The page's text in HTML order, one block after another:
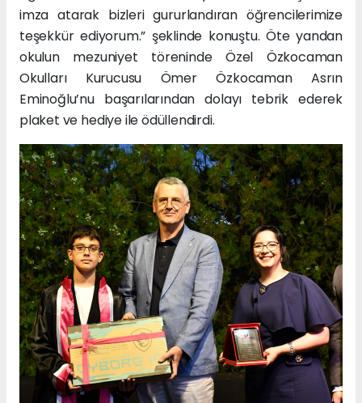
imza atarak bizleri gururlandıran öğrencilerimize
teşekkür ediyorum.” şeklinde konuştu. Öte yandan
okulun mezuniyet töreninde Özel Özkocaman
Okulları Kurucusu Ömer Özkocaman Asrın
Eminoğlu’nu başarılarından dolayı tebrik ederek
plaket ve hediye ile ödüllendirdi.